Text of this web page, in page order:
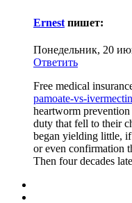
Ernest пишет:
Понедельник, 20
Ответить
Free medical
pamoate-vs-
heartworm
duty that fell to their
began yielding little,
or even confirmation
Then four decades